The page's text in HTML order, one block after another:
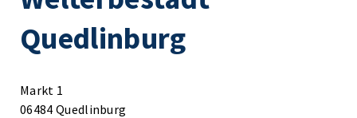
Quedlinburg
Markt 1
06484 Quedlinburg